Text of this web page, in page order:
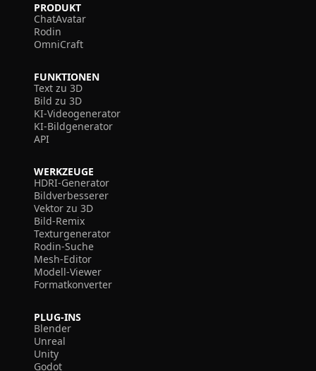
PRODUKT
ChatAvatar
Rodin
OmniCraft
FUNKTIONEN
Text zu 3D
Bild zu 3D
KI-Videogenerator
KI-Bildgenerator
API
WERKZEUGE
HDRI-Generator
Bildverbesserer
Vektor zu 3D
Bild-Remix
Texturgenerator
Rodin-Suche
Mesh-Editor
Modell-Viewer
Formatkonverter
PLUG-INS
Blender
Unreal
Unity
Godot